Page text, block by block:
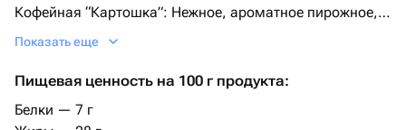
Кофейная “Картошка”: Нежное, ароматное пирожное,
приготовленное из классических ингредиентов, но с
Сладкий сюрприз внутри: В сердце каждого пирожного
которая идеально дополняет кофейные нотки и придает
Показать еще
Пищевая ценность на 100 г продукта:
Белки — 7 г